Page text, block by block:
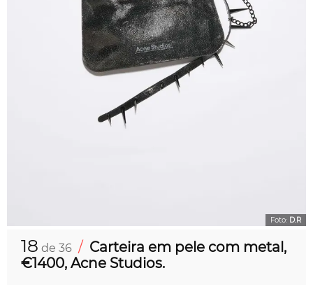
Foto: D.R
18 de 36 / Carteira em pele com metal,
€1400, Acne Studios.